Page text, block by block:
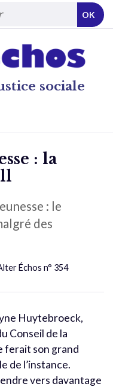
sociale
OK
: la
: le
des
Échos n° 354
Huytebroeck,
Conseil de la
ferait son grand
de l’instance.
vers davantage